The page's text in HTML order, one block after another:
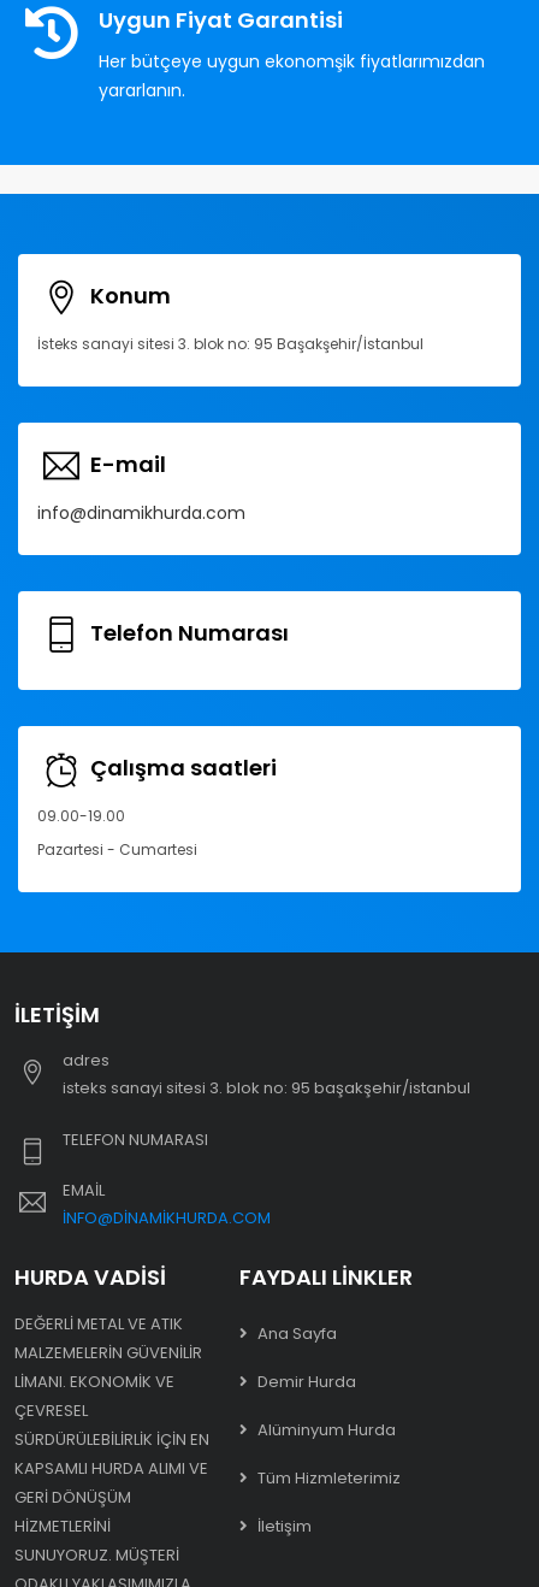
Uygun Fiyat Garantisi
Her bütçeye uygun ekonomşik fiyatlarımızdan
yararlanın.
Konum
İsteks sanayi sitesi 3. blok no: 95 Başakşehir/İstanbul
E-mail
info@dinamikhurda.com
Telefon Numarası
Çalışma saatleri
09.00-19.00
Pazartesi - Cumartesi
İLETIŞIM
adres
i̇steks sanayi sitesi 3. blok no: 95 başakşehir/i̇stanbul
TELEFON NUMARASI
EMAIL
INFO@DINAMIKHURDA.COM
HURDA VADISI
DEĞERLI METAL VE ATIK
MALZEMELERIN GÜVENILIR
LIMANI. EKONOMIK VE
ÇEVRESEL
SÜRDÜRÜLEBILIRLIK IÇIN EN
KAPSAMLI HURDA ALIMI VE
GERI DÖNÜŞÜM
HIZMETLERINI
SUNUYORUZ. MÜŞTERI
FAYDALI LINKLER
Ana Sayfa
Demir Hurda
Alüminyum Hurda
Tüm Hizmleterimiz
İletişim